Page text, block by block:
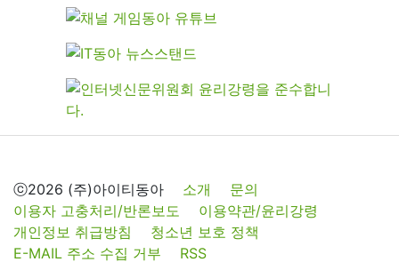
ⓒ2026 (주)아이티동아 소개
문의
이용자 고충처리/반론보도
이용약관/윤리강령
개인정보 취급방침
청소년 보호 정책
E-MAIL 주소 수집 거부
RSS